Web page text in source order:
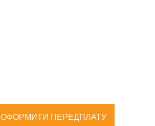
ОФОРМИТИ ПЕРЕДПЛАТУ